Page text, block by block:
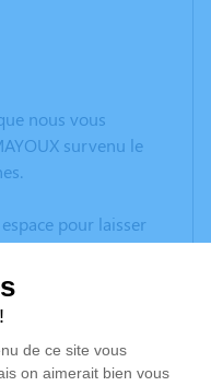
nous vous
survenu le
pour laisser
souvenirs, une
à travers des
est un lieu
de Jeanne